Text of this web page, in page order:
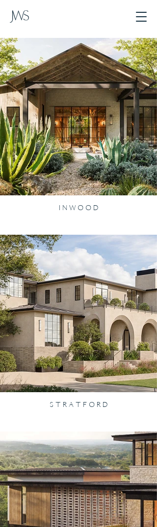
I N W O O D
S T R A T F O R D